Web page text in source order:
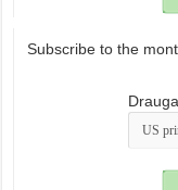
Subscribe to the